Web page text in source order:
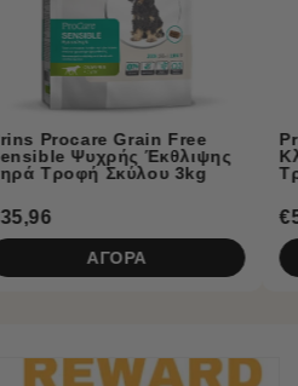
Prins Naturecare Diet
Κλινική Υποαλλεργική Υγρή
Τροφή Σκύλου με Αρνί
€5,50
ΑΓΟΡΑ